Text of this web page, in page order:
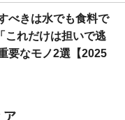
べきは水でも食料で
これだけは担いで逃
要なモノ2選【2025